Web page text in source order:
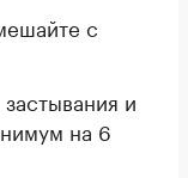
с
и
на 6